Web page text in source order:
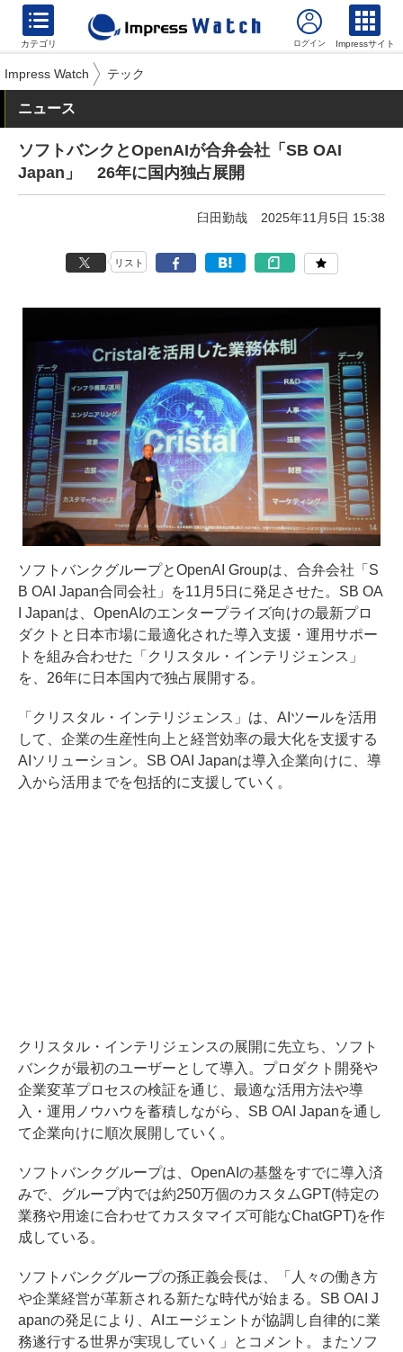
カテゴリ Impressサイト
Impress Watch テック
ニュース
ソフトバンクとOpenAIが合弁会社「SB OAI
Japan」 26年に国内独占展開
臼田勤哉 2025年11月5日 15:38
リスト
ソフトバンクグループとOpenAI Groupは、合弁会社「S
B OAI Japan合同会社」を11月5日に発足させた。SB OA
I Japanは、OpenAIのエンタープライズ向けの最新プロ
ダクトと日本市場に最適化された導入支援・運用サポー
トを組み合わせた「クリスタル・インテリジェンス」
を、26年に日本国内で独占展開する。
「クリスタル・インテリジェンス」は、AIツールを活用
して、企業の生産性向上と経営効率の最大化を支援する
AIソリューション。SB OAI Japanは導入企業向けに、導
入から活用までを包括的に支援していく。
クリスタル・インテリジェンスの展開に先立ち、ソフト
バンクが最初のユーザーとして導入。プロダクト開発や
企業変革プロセスの検証を通じ、最適な活用方法や導
入・運用ノウハウを蓄積しながら、SB OAI Japanを通し
て企業向けに順次展開していく。
ソフトバンクグループは、OpenAIの基盤をすでに導入済
みで、グループ内では約250万個のカスタムGPT(特定の
業務や用途に合わせてカスタマイズ可能なChatGPT)を作
成している。
ソフトバンクグループの孫正義会長は、「人々の働き方
や企業経営が革新される新たな時代が始まる。SB OAI J
apanの発足により、AIエージェントが協調し自律的に業
務遂行する世界が実現していく」とコメント。またソフ